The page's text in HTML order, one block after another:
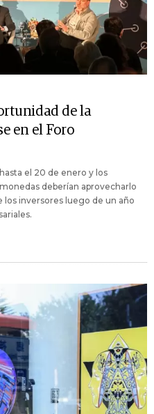
de la
en el Foro
el 20 de enero y los
deberían aprovecharlo
los inversores luego de un año